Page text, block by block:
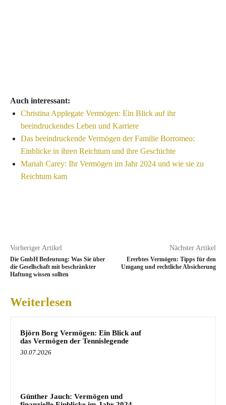
Auch interessant:
Christina Applegate Vermögen: Ein Blick auf ihr
beeindruckendes Leben und Karriere
Das beeindruckende Vermögen der Familie Borromeo:
Einblicke in ihren Reichtum und ihre Geschichte
Mariah Carey: Ihr Vermögen im Jahr 2024 und wie sie zu
Reichtum kam
Vorheriger Artikel
Die GmbH Bedeutung: Was Sie über
die Gesellschaft mit beschränkter
Haftung wissen sollten
Nächster Artikel
Ererbtes Vermögen: Tipps für den
Umgang und rechtliche Absicherung
Weiterlesen
Björn Borg Vermögen: Ein Blick auf
das Vermögen der Tennislegende
30.07.2026
Günther Jauch: Vermögen und